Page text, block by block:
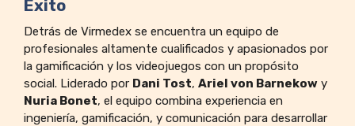
Éxito
Detrás de Virmedex se encuentra un equipo de
profesionales altamente cualificados y apasionados por
la gamificación y los videojuegos con un propósito
social. Liderado por Dani Tost, Ariel von Barnekow y
Nuria Bonet, el equipo combina experiencia en
ingeniería, gamificación, y comunicación para desarrollar